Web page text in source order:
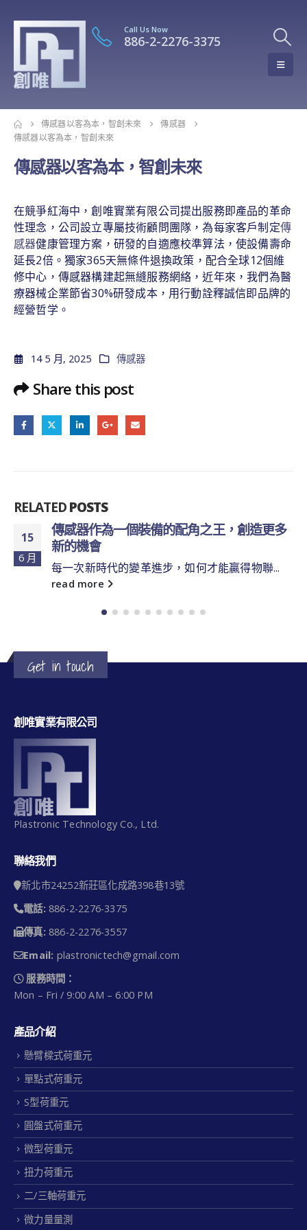
Call Us Now
886-2-2276-3375
傳感器以客為本，智創未來
傳感器
傳感器以客為本，智創未來
傳感器以客為本，智創未來
在競爭紅海中，創唯實業有限公司提出服務即產品的革命
性理念，公司設立專屬技術顧問團隊，為每家客戶制定傳
感器健康管理方案，研發的自適應校準算法，使設備壽命
延長2倍。獨家365天無條件退換政策，配合全球12個維
修中心，傳感器構建起無縫服務網絡，近年來，我們為醫
療器械企業節省30%研發成本，用行動詮釋誠信即品牌的
經營哲学。
14 5 月, 2025 傳感器
Share this post
RELATEDPOSTS
15
6 月
傳感器作為一個裝備的配角之王，創造更多
新的機會
每一次新時代的變革進步，如何才能贏得物聯...
read more
Get in touch
創唯實業有限公司
Plastronic Technology Co., Ltd.
聯絡我們
新北市24252新莊區化成路398巷13號
電話: 886-2-2276-3375
傳真: 886-2-2276-3557
Email: plastronictech@gmail.com
服務時間：
Mon – Fri / 9:00 AM – 6:00 PM
產品介紹
懸臂樑式荷重元
單點式荷重元
S型荷重元
圓盤式荷重元
微型荷重元
扭力荷重元
二/三軸荷重元
微力量量測